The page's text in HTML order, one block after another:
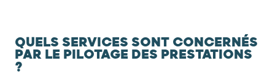
QUELS SERVICES SONT CONCERNÉS
PAR LE PILOTAGE DES PRESTATIONS
?